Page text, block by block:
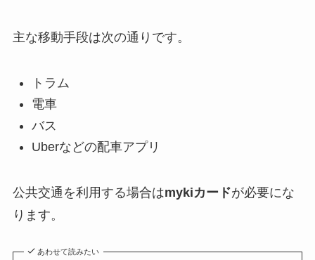
主な移動手段は次の通りです。
トラム
電車
バス
Uberなどの配車アプリ
公共交通を利用する場合はmykiカードが必要にな
ります。
あわせて読みたい